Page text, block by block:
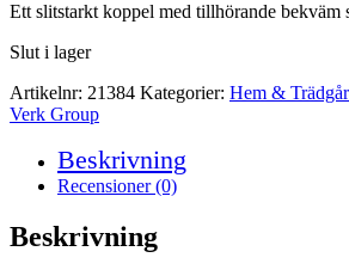
Ett slitstarkt koppel med tillhörande bekväm
Slut i lager
Artikelnr: 21384 Kategorier: Hem &
Verk Group
Beskrivning
Recensioner (0)
Beskrivning